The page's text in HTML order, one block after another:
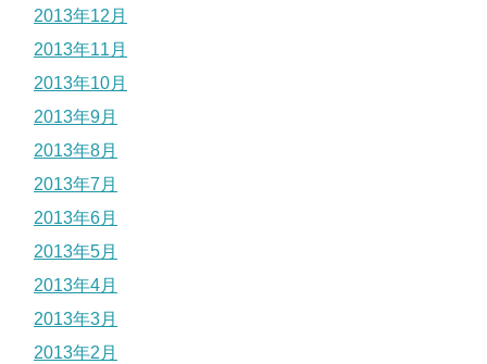
2013年12月
2013年11月
2013年10月
2013年9月
2013年8月
2013年7月
2013年6月
2013年5月
2013年4月
2013年3月
2013年2月